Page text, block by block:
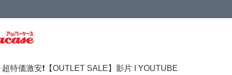
超特価激安❗【OUTLET SALE】 影片 I YOUTUBE